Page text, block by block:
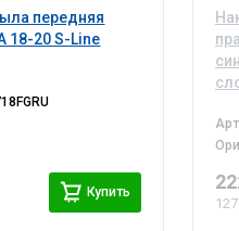
передняя
18-20 S-Line
Купить